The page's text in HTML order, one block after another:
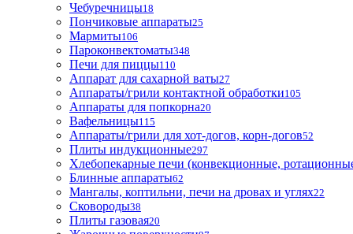
Чебуречницы18
Пончиковые аппараты25
Мармиты106
Пароконвектоматы348
Печи для пиццы110
Аппарат для сахарной ваты27
Аппараты/грили контактной обработки105
Аппараты для попкорна20
Вафельницы115
Аппараты/грили для хот-догов, корн-догов52
Плиты индукционные297
Хлебопекарные печи (конвекционные,
Блинные аппараты62
Мангалы, коптильни, печи на дровах и углях22
Сковороды38
Плиты газовая20